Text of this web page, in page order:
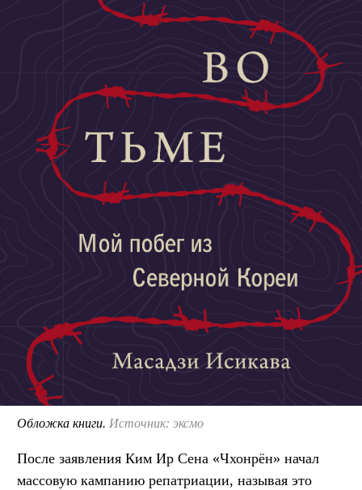
Обложка книги. Источник: эксмо
После заявления Ким Ир Сена «Чхонрён» начал
массовую кампанию репатриации, называя это